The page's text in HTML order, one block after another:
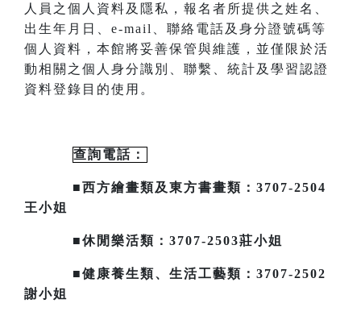
人員之個人資料及隱私，報名者所提供之姓名、
出生年月日、 e-mail
、聯絡電話及身分證號碼等
個人資料，本館將妥善保管與維護，並僅限於活
動相關之個人身分識別、聯繫、統計及 學習認證
資料登錄目的使用。
查詢電話：
■西方繪畫類及東方書畫類：3707-2504
王小姐
■休閒樂活類：3707-2503莊小姐
■健康養生類、生活工藝類：3707-2502
謝小姐